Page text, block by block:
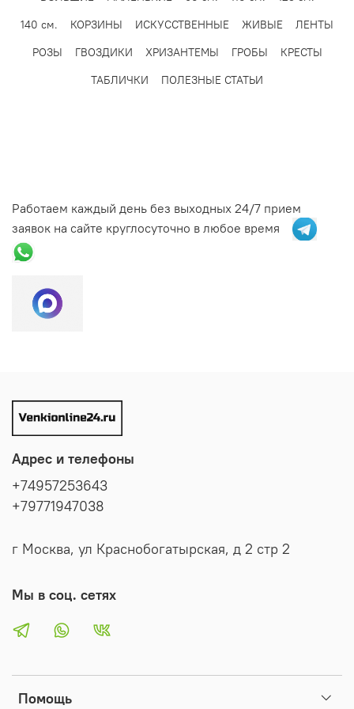
Компанией Заявления и рассчитывается в рабочих днях
без учета праздников/выходных дней.
140 см.
КОРЗИНЫ ИСКУССТВЕННЫЕ ЖИВЫЕ
ЛЕНТЫ
РОЗЫ
ГВОЗДИКИ ХРИЗАНТЕМЫ ГРОБЫ
КРЕСТЫ
ТАБЛИЧКИ
ПОЛЕЗНЫЕ СТАТЬИ
Работаем каждый день без выходных 24/7 прием
заявок на сайте круглосуточно в любое время
Помощь
Адрес и телефоны
+74957253643
+79771947038
г Москва, ул Краснобогатырская, д 2 стр 2
Мы в соц. сетях